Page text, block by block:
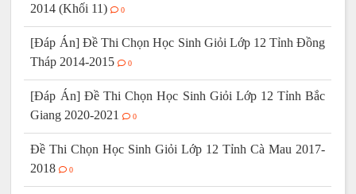
2014 (Khối 11)
0
[Đáp Án] Đề Thi Chọn Học Sinh Giỏi Lớp 12 Tỉnh Đồng
Tháp 2014-2015
0
[Đáp Án] Đề Thi Chọn Học Sinh Giỏi Lớp 12 Tỉnh Bắc
Giang 2020-2021
0
Đề Thi Chọn Học Sinh Giỏi Lớp 12 Tỉnh Cà Mau 2017-
2018
0